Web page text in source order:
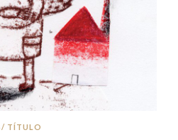
TÍTULO